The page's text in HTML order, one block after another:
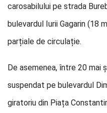
carosabilului pe strada
bulevardul Iurii Gagarin (18
parțiale de circulație.
De asemenea, între 20 mai
suspendat pe bulevardul
giratoriu din Piața